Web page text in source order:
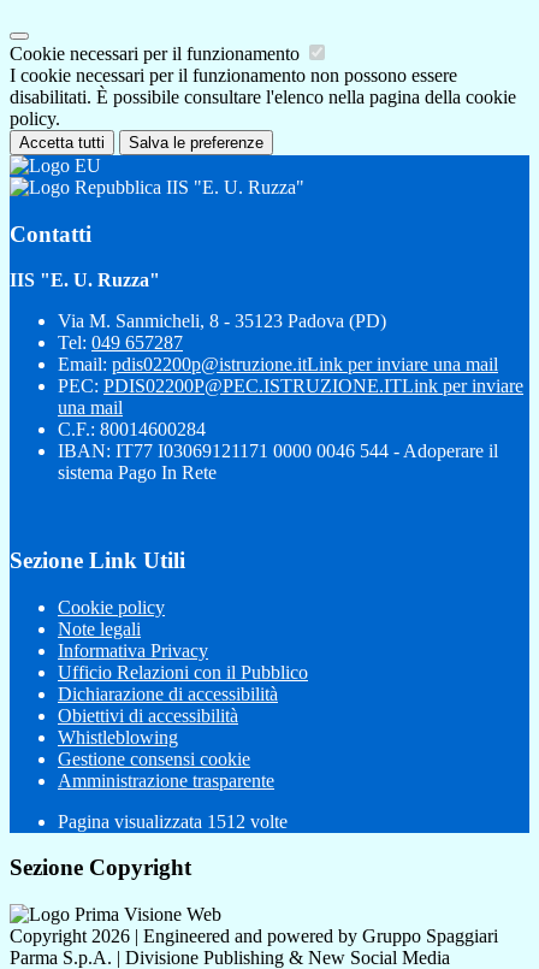
Cookie necessari per il funzionamento
I cookie necessari per il funzionamento non possono essere
disabilitati. È possibile consultare l'elenco nella pagina della cookie
policy.
Accetta tutti Salva le preferenze
IIS "E. U. Ruzza"
Contatti
IIS "E. U. Ruzza"
Via M. Sanmicheli, 8 - 35123 Padova (PD)
Tel: 049 657287
Email: pdis02200p@istruzione.itLink per inviare una mail
PEC: PDIS02200P@PEC.ISTRUZIONE.ITLink per inviare
una mail
C.F.: 80014600284
IBAN: IT77 I03069121171 0000 0046 544 - Adoperare il
sistema Pago In Rete
Sezione Link Utili
Cookie policy
Note legali
Informativa Privacy
Ufficio Relazioni con il Pubblico
Dichiarazione di accessibilità
Obiettivi di accessibilità
Whistleblowing
Gestione consensi cookie
Amministrazione trasparente
Pagina visualizzata 1512 volte
Sezione Copyright
Copyright 2026 | Engineered and powered by Gruppo Spaggiari
Parma S.p.A. | Divisione Publishing & New Social Media